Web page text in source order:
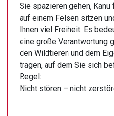
Sie spazieren gehen, Kanu
auf einem Felsen sitzen
Ihnen viel Freiheit. Es
eine große Verantwortung
den Wildtieren und dem
tragen, auf dem Sie sich
Regel:
Nicht stören – nicht